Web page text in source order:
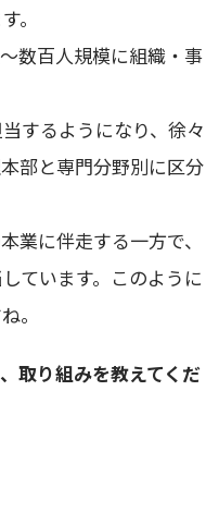
。
数百人規模に組織・事
するようになり、徐々
部と専門分野別に区分
業に伴走する一方で、
ています。このように
。
取り組みを教えてくだ